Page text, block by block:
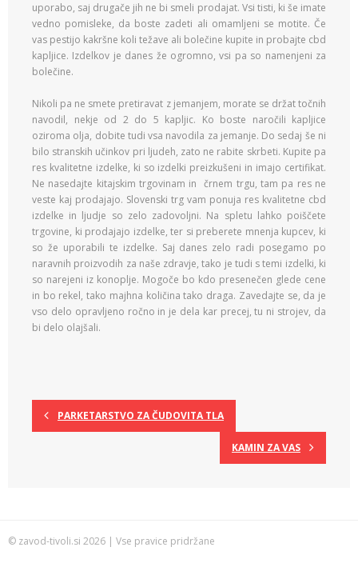
uporabo, saj drugače jih ne bi smeli prodajat. Vsi tisti, ki še imate
vedno pomisleke, da boste zadeti ali omamljeni se motite. Če
vas pestijo kakršne koli težave ali bolečine kupite in probajte cbd
kapljice. Izdelkov je danes že ogromno, vsi pa so namenjeni za
bolečine.
Nikoli pa ne smete pretiravat z jemanjem, morate se držat točnih
navodil, nekje od 2 do 5 kapljic. Ko boste naročili kapljice
oziroma olja, dobite tudi vsa navodila za jemanje. Do sedaj še ni
bilo stranskih učinkov pri ljudeh, zato ne rabite skrbeti. Kupite pa
res kvalitetne izdelke, ki so izdelki preizkušeni in imajo certifikat.
Ne nasedajte kitajskim trgovinam in črnem trgu, tam pa res ne
veste kaj prodajajo. Slovenski trg vam ponuja res kvalitetne cbd
izdelke in ljudje so zelo zadovoljni. Na spletu lahko poiščete
trgovine, ki prodajajo izdelke, ter si preberete mnenja kupcev, ki
so že uporabili te izdelke. Saj danes zelo radi posegamo po
naravnih proizvodih za naše zdravje, tako je tudi s temi izdelki, ki
so narejeni iz konoplje. Mogoče bo kdo presenečen glede cene
in bo rekel, tako majhna količina tako draga. Zavedajte se, da je
vso delo opravljeno ročno in je dela kar precej, tu ni strojev, da
bi delo olajšali.
PARKETARSTVO ZA ČUDOVITA TLA
KAMIN ZA VAS
© zavod-tivoli.si 2026 | Vse pravice pridržane